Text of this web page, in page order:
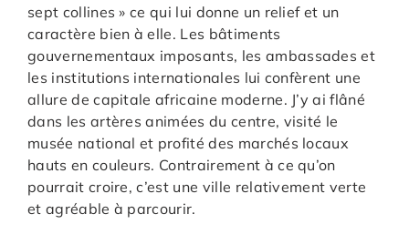
sept collines » ce qui lui donne un relief et un
caractère bien à elle. Les bâtiments
gouvernementaux imposants, les ambassades et
les institutions internationales lui confèrent une
allure de capitale africaine moderne. J’y ai flâné
dans les artères animées du centre, visité le
musée national et profité des marchés locaux
hauts en couleurs. Contrairement à ce qu’on
pourrait croire, c’est une ville relativement verte
et agréable à parcourir.